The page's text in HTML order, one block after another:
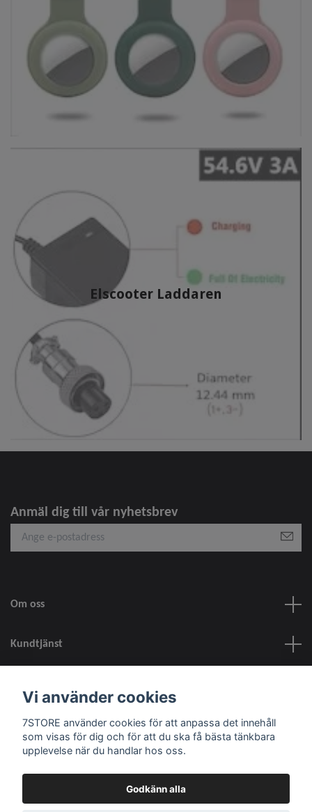
Elscooter Laddaren
Anmäl dig till vår nyhetsbrev
Om oss
Kundtjänst
Sociala medier
Vi använder cookies
7STORE använder cookies för att anpassa det innehåll
som visas för dig och för att du ska få bästa tänkbara
upplevelse när du handlar hos oss.
Godkänn alla